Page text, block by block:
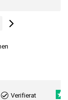
Verifierat